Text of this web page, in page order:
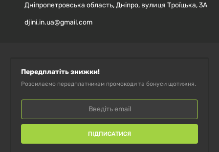
Дніпропетровська область, Дніпро, вулиця Троїцька, 3А
djini.in.ua@gmail.com
Передплатіть знижки!
Розсилаємо передплатникам промокоди та бонуси щотижня.
ПІДПИСАТИСЯ